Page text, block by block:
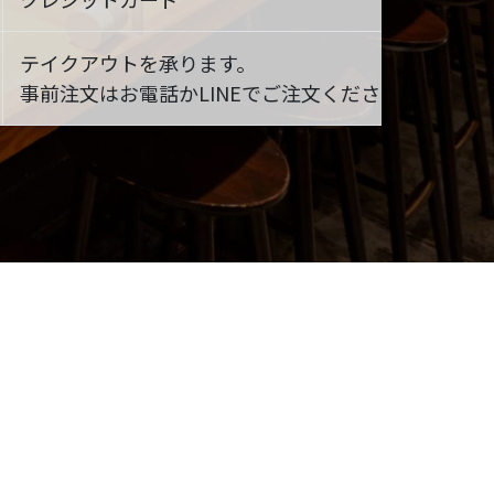
テイクアウトを承ります。
事前注文はお電話かLINEでご注文ください。